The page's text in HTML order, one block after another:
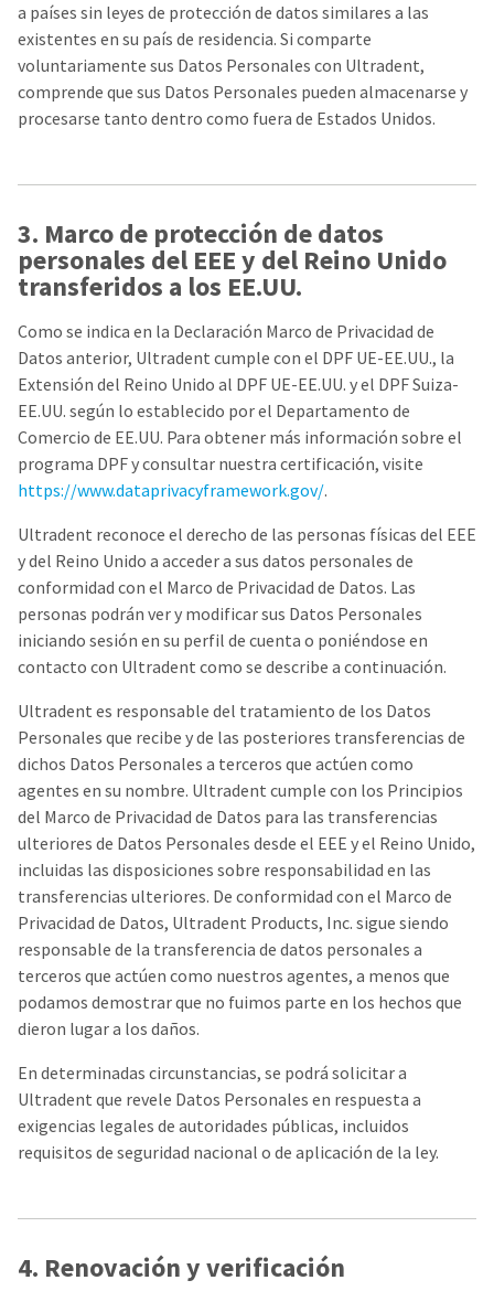
a países sin leyes de protección de datos similares a las
existentes en su país de residencia. Si comparte
voluntariamente sus Datos Personales con Ultradent,
comprende que sus Datos Personales pueden almacenarse y
procesarse tanto dentro como fuera de Estados Unidos.
3. Marco de protección de datos
personales del EEE y del Reino Unido
transferidos a los EE.UU.
Como se indica en la Declaración Marco de Privacidad de
Datos anterior, Ultradent cumple con el DPF UE-EE.UU., la
Extensión del Reino Unido al DPF UE-EE.UU. y el DPF Suiza-
EE.UU. según lo establecido por el Departamento de
Comercio de EE.UU. Para obtener más información sobre el
programa DPF y consultar nuestra certificación, visite
https://www.dataprivacyframework.gov/.
Ultradent reconoce el derecho de las personas físicas del EEE
y del Reino Unido a acceder a sus datos personales de
conformidad con el Marco de Privacidad de Datos. Las
personas podrán ver y modificar sus Datos Personales
iniciando sesión en su perfil de cuenta o poniéndose en
contacto con Ultradent como se describe a continuación.
Ultradent es responsable del tratamiento de los Datos
Personales que recibe y de las posteriores transferencias de
dichos Datos Personales a terceros que actúen como
agentes en su nombre. Ultradent cumple con los Principios
del Marco de Privacidad de Datos para las transferencias
ulteriores de Datos Personales desde el EEE y el Reino Unido,
incluidas las disposiciones sobre responsabilidad en las
transferencias ulteriores. De conformidad con el Marco de
Privacidad de Datos, Ultradent Products, Inc. sigue siendo
responsable de la transferencia de datos personales a
terceros que actúen como nuestros agentes, a menos que
podamos demostrar que no fuimos parte en los hechos que
dieron lugar a los daños.
En determinadas circunstancias, se podrá solicitar a
Ultradent que revele Datos Personales en respuesta a
exigencias legales de autoridades públicas, incluidos
requisitos de seguridad nacional o de aplicación de la ley.
4. Renovación y verificación
availability.
You
will
receive
an
confirmation
an
the
is
ready
ship.
You
will
have
the
option
to
cancel
the
item
at
time
while
still
in
backordered
status.
to
If
need
to
contact
Ultradent,
call
U.S.
Customer
Support
at
1.800.552.5512
Always
remit
physical
checks
to:
Ultradent
Inc.
PO
Box
St.
Louis,
MO
63195